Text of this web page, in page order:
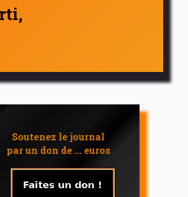
Soutenez le journal
par un don de ... euros